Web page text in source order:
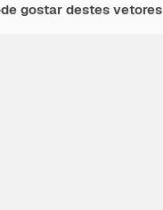
gostar destes vetores